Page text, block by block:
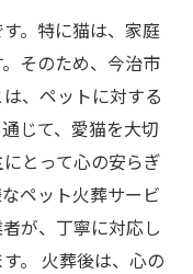
。特に猫は、家庭
そのため、今治市
、ペットに対する
じて、愛猫を大切
とって心の安らぎ
ペット火葬サービ
が、丁寧に対応し
。 火葬後は、心の